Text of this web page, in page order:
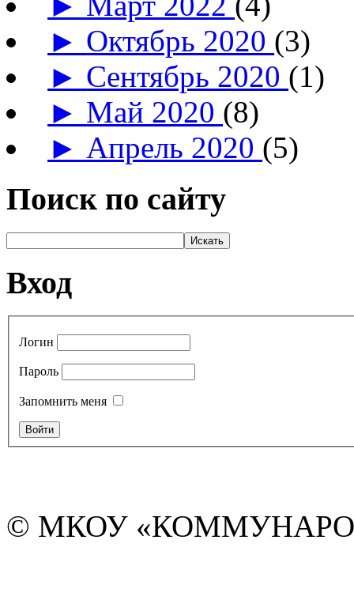
► Октябрь 2020 (3)
► Сентябрь 2020 (1)
► Май 2020 (8)
► Апрель 2020 (5)
Поиск по сайту
Вход
Логин
Пароль
Запомнить меня
© МКОУ